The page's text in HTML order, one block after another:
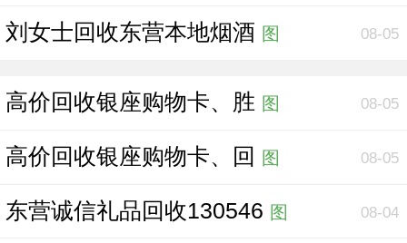
刘女士回收东营本地烟酒 图 08-05
高价回收银座购物卡、胜 图 08-05
高价回收银座购物卡、回 图 08-05
东营诚信礼品回收130546 图 08-04